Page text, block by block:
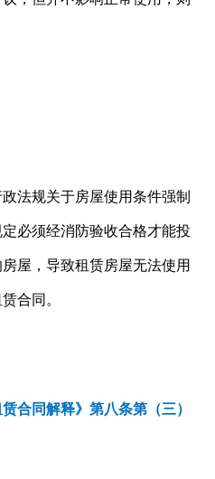
法规关于房屋使用条件强制
必须经消防验收合格才能投
屋，导致租赁房屋无法使用
合同。
合同解释》第八条第（三）